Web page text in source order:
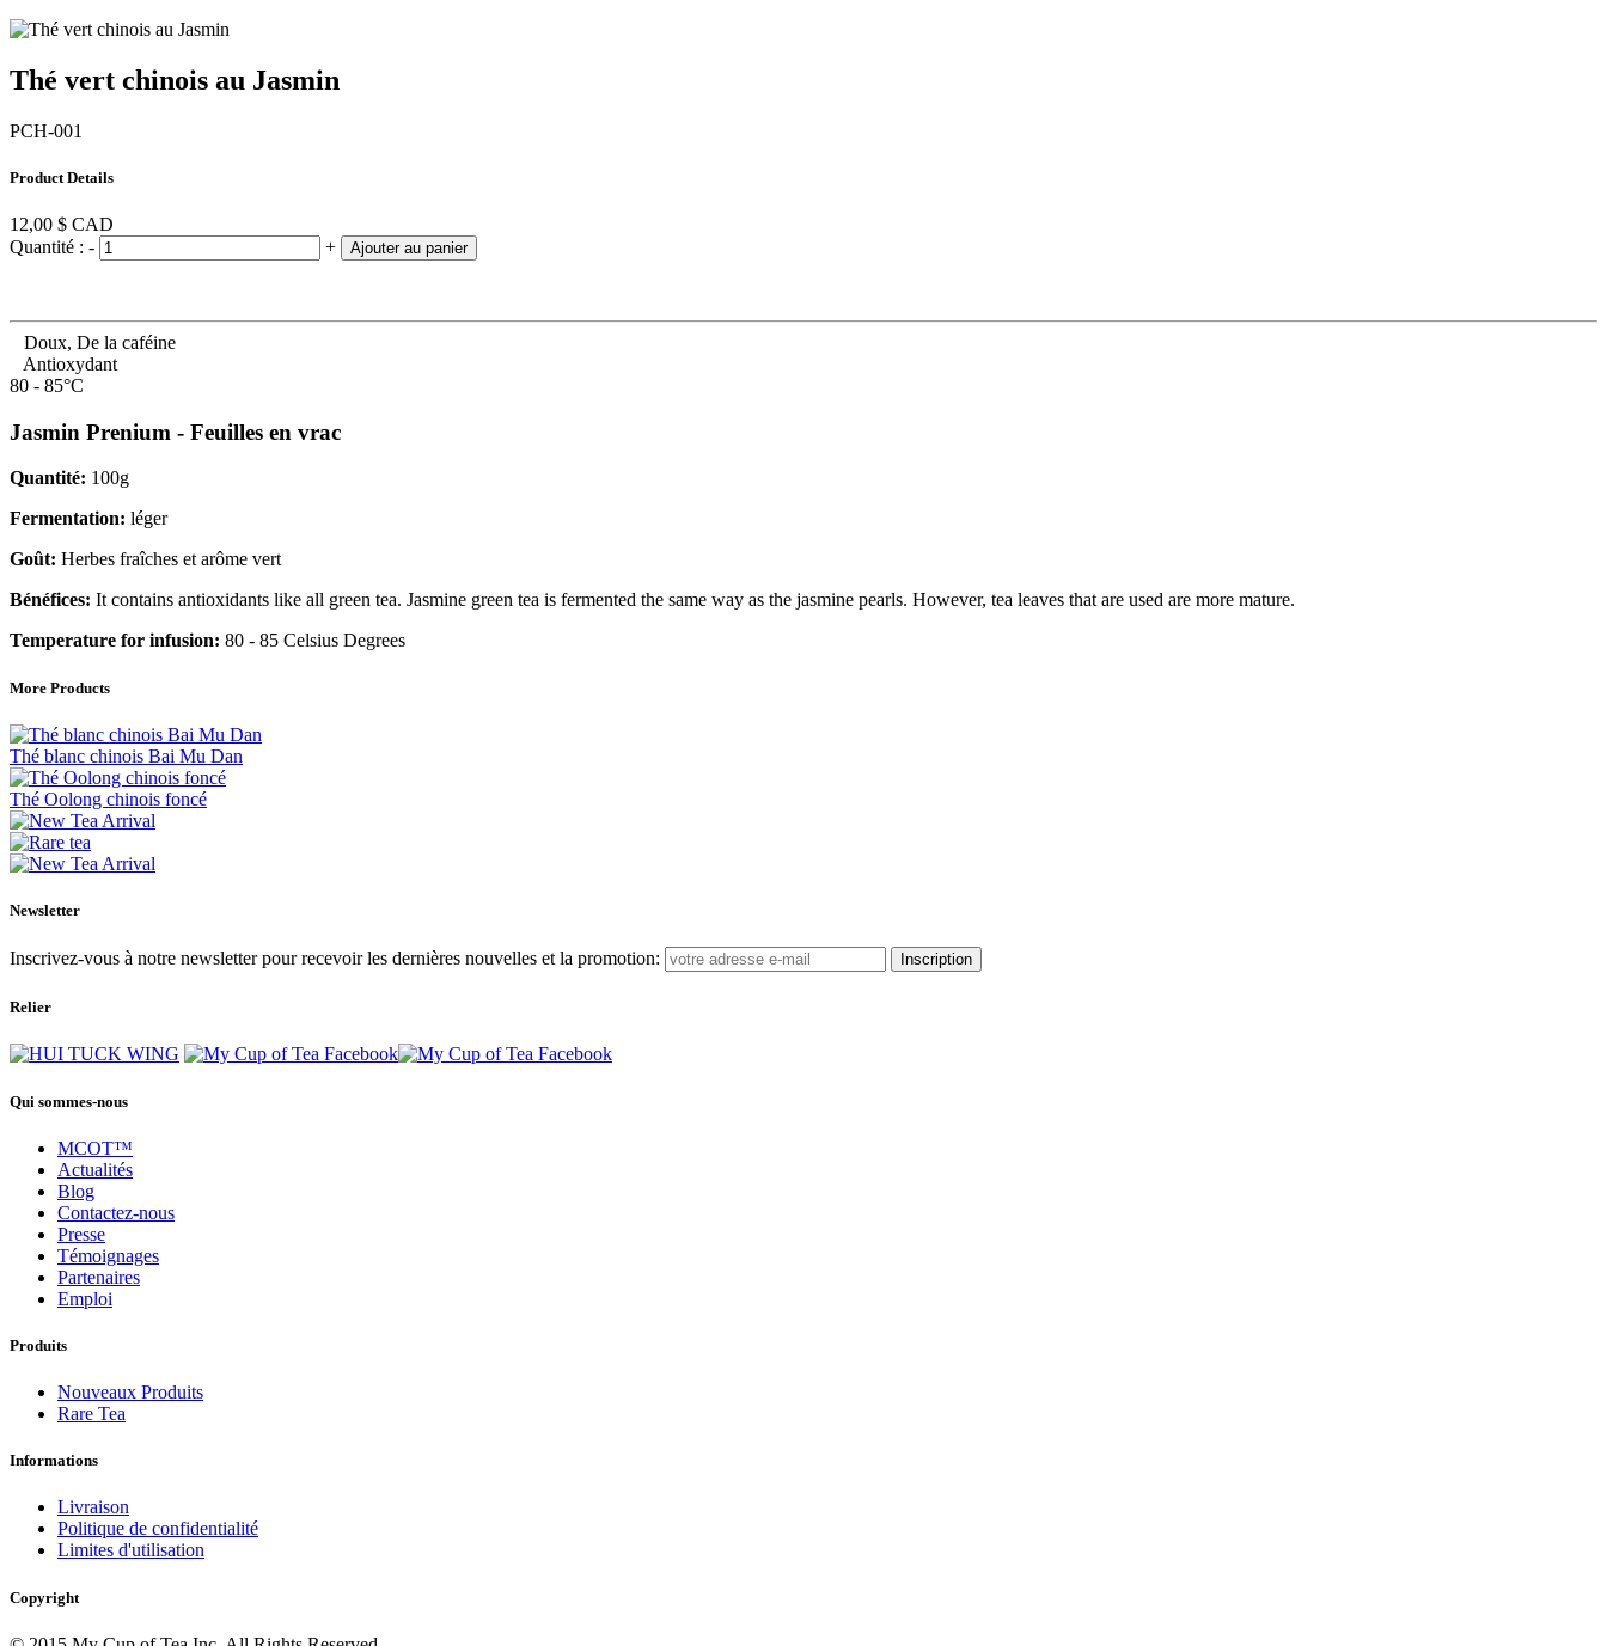
Thé vert chinois au Jasmin
PCH-001
Product Details
12,00 $ CAD
Quantité : - + Ajouter au panier
Doux, De la caféine
Antioxydant
80 - 85°C
Jasmin Prenium - Feuilles en vrac
Quantité: 100g
Fermentation: léger
Goût: Herbes fraîches et arôme vert
Bénéfices: It contains antioxidants like all green tea. Jasmine green tea is fermented the same way as the jasmine pearls. However, tea leaves that are used are more mature.
Temperature for infusion: 80 - 85 Celsius Degrees
More Products
Thé blanc chinois Bai Mu Dan
Thé Oolong chinois foncé
Newsletter
Inscrivez-vous à notre newsletter pour recevoir les dernières nouvelles et la promotion: Inscription
Relier
Qui sommes-nous
MCOT™
Actualités
Blog
Contactez-nous
Presse
Témoignages
Partenaires
Emploi
Produits
Nouveaux Produits
Rare Tea
Informations
Livraison
Politique de confidentialité
Limites d'utilisation
Copyright